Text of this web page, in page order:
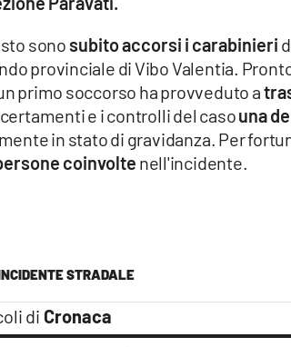
STRADALE
di Cronaca
sono subito accorsi i carabinieri
provinciale di Vibo Valentia.
primo soccorso ha provveduto a
e i controlli del casouna
in stato di gravidanza. Per
coinvolte nell'incidente.